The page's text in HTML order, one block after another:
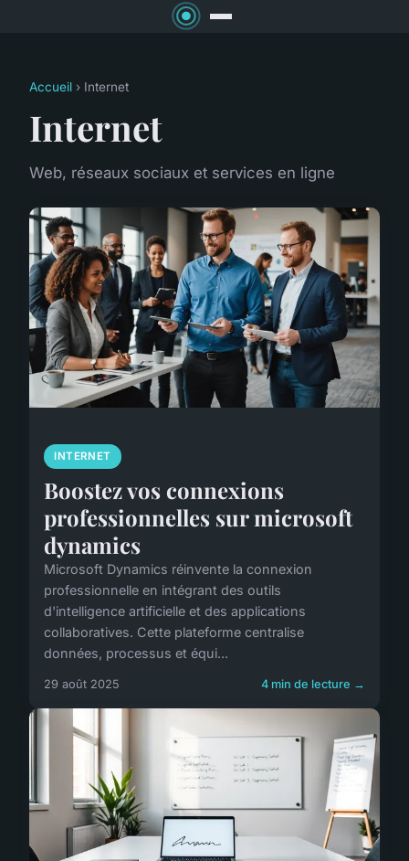
Accueil › Internet
Internet
Web, réseaux sociaux et services en ligne
INTERNET
Boostez vos connexions
professionnelles sur microsoft
dynamics
Microsoft Dynamics réinvente la connexion
professionnelle en intégrant des outils
d'intelligence artificielle et des applications
collaboratives. Cette plateforme centralise
données, processus et équi...
29 août 2025 4 min de lecture →